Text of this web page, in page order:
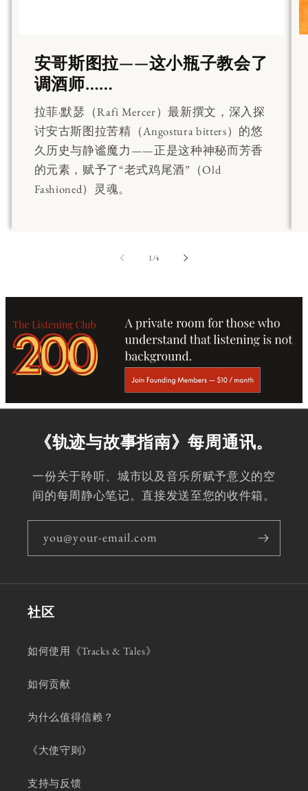
安哥斯图拉——这小瓶子教会了
调酒师……
拉菲·默瑟（Rafi Mercer）最新撰文，深入探
讨安古斯图拉苦精（Angostura bitters）的悠
久历史与静谧魔力——正是这种神秘而芳香
的元素，赋予了“老式鸡尾酒”（Old
Fashioned）灵魂。
1/第
4
《轨迹与故事指南》每周通讯。
一份关于聆听、城市以及音乐所赋予意义的空
间的每周静心笔记。直接发送至您的收件箱。
you@your-email.com
社区
如何使用《Tracks & Tales》
如何贡献
为什么值得信赖？
《大使守则》
支持与反馈